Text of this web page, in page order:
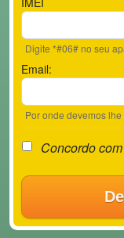
Digite *#06# no seu
Email:
Por onde devemos
Concordo